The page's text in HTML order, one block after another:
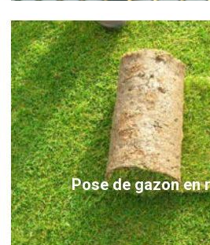
Pose de gazon en